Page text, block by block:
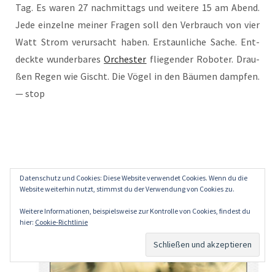
Tag. Es waren 27 nach­mit­tags und wei­te­re 15 am Abend.
Jede ein­zel­ne mei­ner Fra­gen soll den Ver­brauch von vier
Watt Strom ver­ur­sacht haben. Erstaun­li­che Sache. Ent­
deck­te wun­der­ba­resOrches­ter flie­gen­der Robo­ter. Drau­
ßen Regen wie Gischt. Die Vögel in den Bäu­men damp­fen.
— stop
Datenschutz und Cookies: Diese Website verwendet Cookies. Wenn du die
Website weiterhin nutzt, stimmst du der Verwendung von Cookies zu.
Weitere Informationen, beispielsweise zur Kontrolle von Cookies, findest du
hier: Cookie-Richtlinie